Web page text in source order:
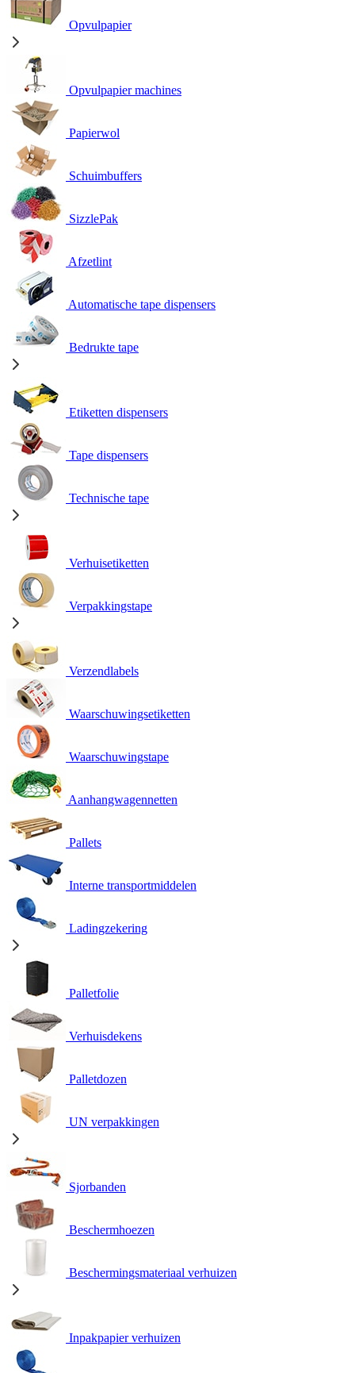
Opvulpapier
Opvulpapier machines
Papierwol
Schuimbuffers
SizzlePak
Afzetlint
Automatische tape dispensers
Bedrukte tape
Etiketten dispensers
Tape dispensers
Technische tape
Verhuisetiketten
Verpakkingstape
Verzendlabels
Waarschuwingsetiketten
Waarschuwingstape
Aanhangwagennetten
Pallets
Interne transportmiddelen
Ladingzekering
Palletfolie
Verhuisdekens
Palletdozen
UN verpakkingen
Sjorbanden
Beschermhoezen
Beschermingsmateriaal verhuizen
Inpakpapier verhuizen